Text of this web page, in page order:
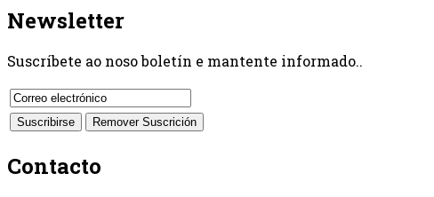
Newsletter
Suscríbete ao noso boletín e mantente informado..
Contacto